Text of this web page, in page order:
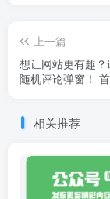
上一篇
想让网站更有趣？
随机评论弹窗！ 首页 主题教
相关推荐